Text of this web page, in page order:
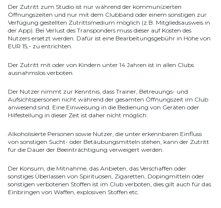
Der Zutritt zum Studio ist nur während der kommunizierten
Öffnungszeiten und nur mit dem Clubband oder einem sonstigen zur
Verfügung gestellten Zutrittsmedium möglich (z.B. Mitgliedsausweis in
der App). Bei Verlust des Transponders muss dieser auf Kosten des
Nutzers ersetzt werden. Dafür ist eine Bearbeitungsgebühr in Höhe von
EUR 15,- zu entrichten.
Der Zutritt mit oder von Kindern unter 14 Jahren ist in allen Clubs
ausnahmslos verboten.
Der Nutzer nimmt zur Kenntnis, dass Trainer, Betreuungs- und
Aufsichtspersonen nicht während der gesamten Öffnungszeit im Club
anwesend sind. Eine Einweisung in die Bedienung von Geräten oder
Hilfestellung in dieser Zeit ist daher nicht möglich.
Alkoholisierte Personen sowie Nutzer, die unter erkennbaren Einfluss
von sonstigen Sucht- oder Betäubungsmitteln stehen, kann der Zutritt
für die Dauer der Beeinträchtigung verweigert werden.
Der Konsum, die Mitnahme, das Anbieten, das Verschaffen oder
sonstiges Überlassen von Spirituosen, Zigaretten, Dopingmitteln oder
sonstigen verbotenen Stoffen ist im Club verboten, dies gilt auch für das
Einbringen von Waffen, explosiven Stoffen etc.